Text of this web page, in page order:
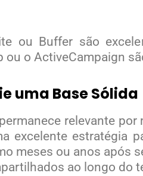
ou Buffer são
ou o ActiveCampaign
uma Base Sólida
relevante
excelente estratégia
meses ou anos após
ao longo do